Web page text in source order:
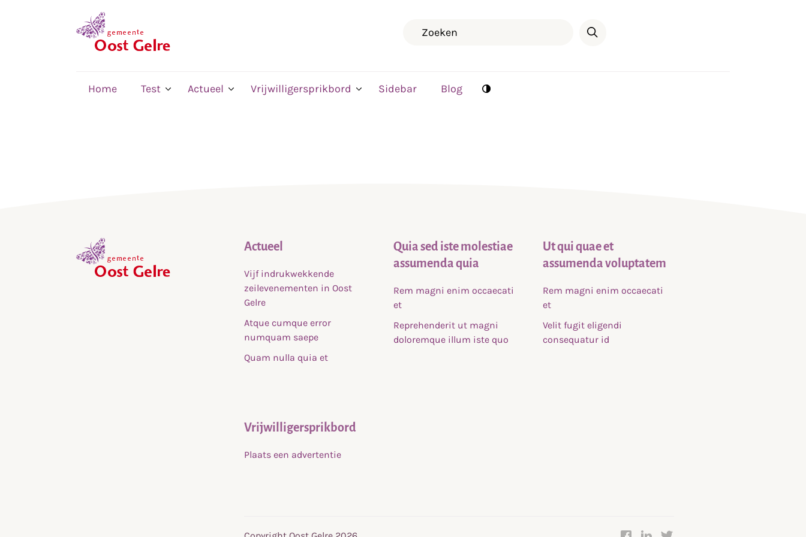
Home Test Actueel Vrijwilligersprikbord Sidebar Blog
Actueel
Vijf indrukwekkende
zeilevenementen in Oost
Gelre
Atque cumque error
numquam saepe
Quam nulla quia et
Quia sed iste molestiae
assumenda quia
Rem magni enim occaecati
et
Reprehenderit ut magni
doloremque illum iste quo
Ut qui quae et
assumenda voluptatem
Rem magni enim occaecati
et
Velit fugit eligendi
consequatur id
Vrijwilligersprikbord
Plaats een advertentie